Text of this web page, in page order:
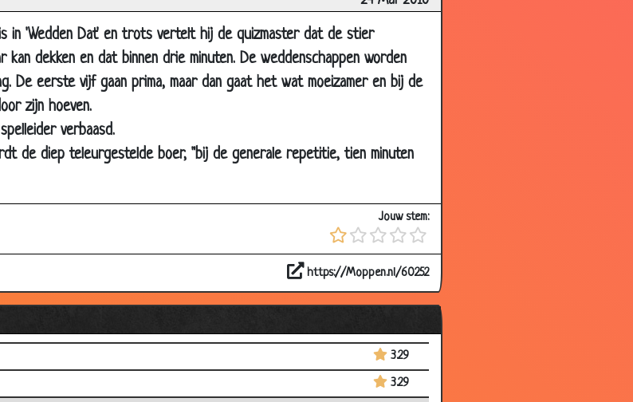
in 'Wedden Dat' en trots vertelt hij de quizmaster dat de stier
kan dekken en dat binnen drie minuten. De weddenschappen worden
De eerste vijf gaan prima, maar dan gaat het wat moeizamer en bij de
zijn hoeven.
verbaasd.
de diep teleurgestelde boer, "bij de generale repetitie, tien minuten
Jouw stem:
https://Moppen.nl/60252
3.09
3.20
2.97
2.87
2.68
3.19
3.29
3.29